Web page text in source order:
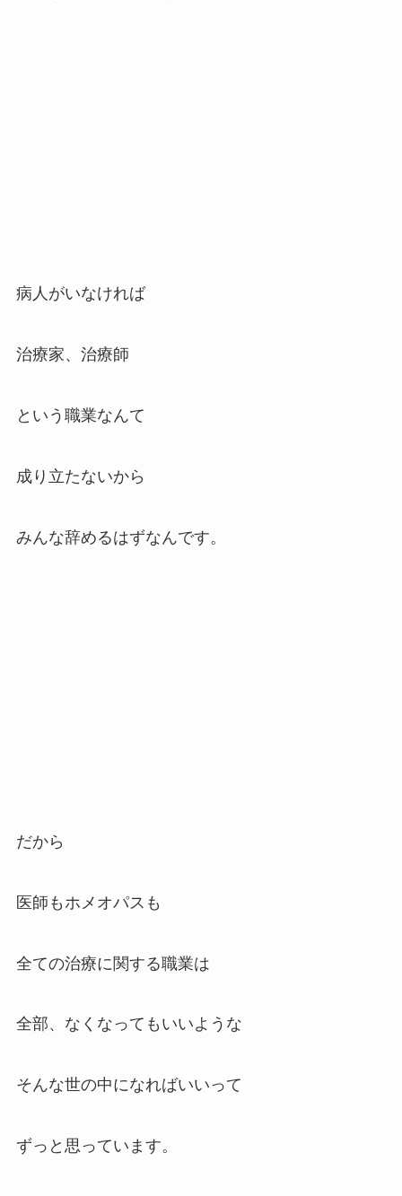
病人がいなければ
治療家、治療師
という職業なんて
成り立たないから
みんな辞めるはずなんです。
だから
医師もホメオパスも
全ての治療に関する職業は
全部、なくなってもいいような
そんな世の中になればいいって
ずっと思っています。